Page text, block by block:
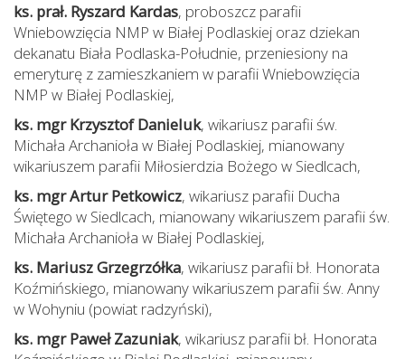
ks. prał. Ryszard Kardas, proboszcz parafii
Wniebowzięcia NMP w Białej Podlaskiej oraz dziekan
dekanatu Biała Podlaska-Południe, przeniesiony na
emeryturę z zamieszkaniem w parafii Wniebowzięcia
NMP w Białej Podlaskiej,
ks. mgr Krzysztof Danieluk, wikariusz parafii św.
Michała Archanioła w Białej Podlaskiej, mianowany
wikariuszem parafii Miłosierdzia Bożego w Siedlcach,
ks. mgr Artur Petkowicz, wikariusz parafii Ducha
Świętego w Siedlcach, mianowany wikariuszem parafii św.
Michała Archanioła w Białej Podlaskiej,
ks. Mariusz Grzegrzółka, wikariusz parafii bł. Honorata
Koźmińskiego, mianowany wikariuszem parafii św. Anny
w Wohyniu (powiat radzyński),
ks. mgr Paweł Zazuniak, wikariusz parafii bł. Honorata